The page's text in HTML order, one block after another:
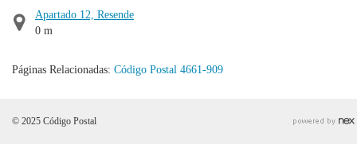
Apartado 12, Resende
0 m
Páginas Relacionadas: Código Postal 4661-909
© 2025 Código Postal